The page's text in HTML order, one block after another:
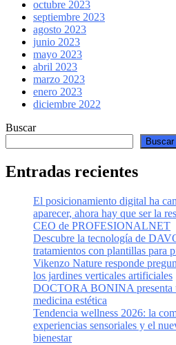
octubre 2023
septiembre 2023
agosto 2023
junio 2023
mayo 2023
abril 2023
marzo 2023
enero 2023
diciembre 2022
Buscar
Buscar
Entradas recientes
El posicionamiento digital ha
aparecer, ahora hay que ser la
CEO de PROFESIONALNET
Descubre la tecnología de
tratamientos con plantillas para
Vikenzo Nature responde
los jardines verticales artificiales
DOCTORA BONINA presenta
medicina estética
Tendencia wellness 2026: la
experiencias sensoriales y el
bienestar